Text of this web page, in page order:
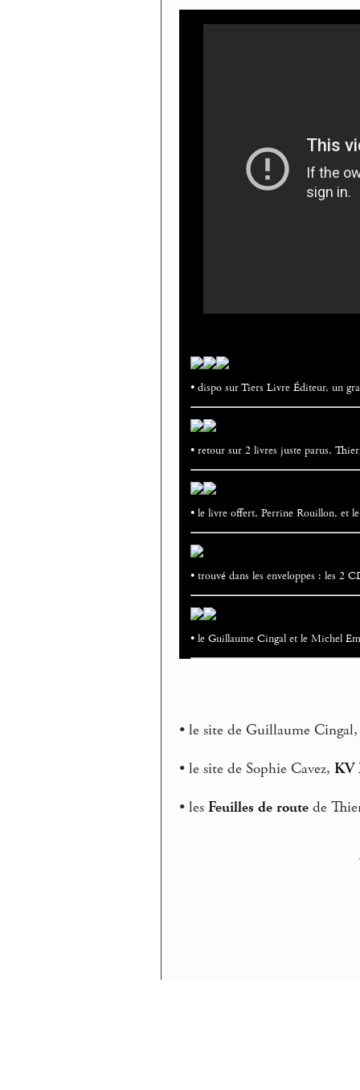
• dispo sur Tiers Livre Éditeur, un
• retour sur 2 livres juste parus,
• le livre offert, Perrine Rouillon, et
• trouvé dans les enveloppes : les 2
• le Guillaume Cingal et le Michel
• le site de Guillaume
• le site de Sophie Cavez,KV
• lesFeuilles de route de